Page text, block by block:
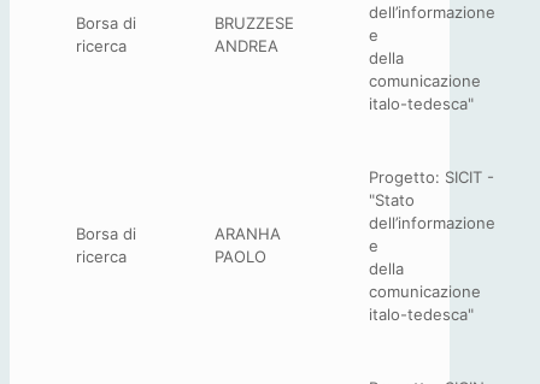
Borsa di
ricerca
BRUZZESE
ANDREA
dell’informazione
e
della
comunicazione
italo-tedesca"
Borsa di
ricerca
ARANHA
PAOLO
Progetto: SICIT -
"Stato
dell’informazione
e
della
comunicazione
italo-tedesca"